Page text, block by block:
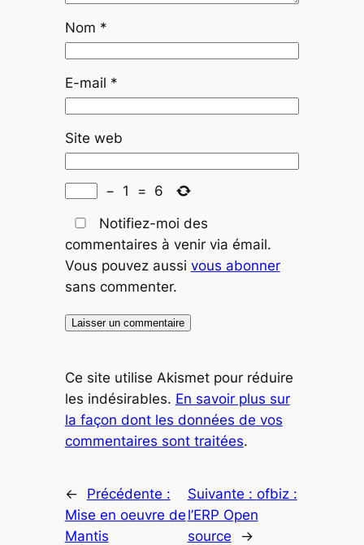
Nom *
E-mail *
Site web
− 1 = 6
Notifiez-moi des
commentaires à venir via émail.
Vous pouvez aussi vous abonner
sans commenter.
Ce site utilise Akismet pour réduire
les indésirables. En savoir plus sur
la façon dont les données de vos
commentaires sont traitées.
←
Précédente :
Mise en oeuvre de
Mantis
Suivante : ofbiz :
l’ERP Open
source
→